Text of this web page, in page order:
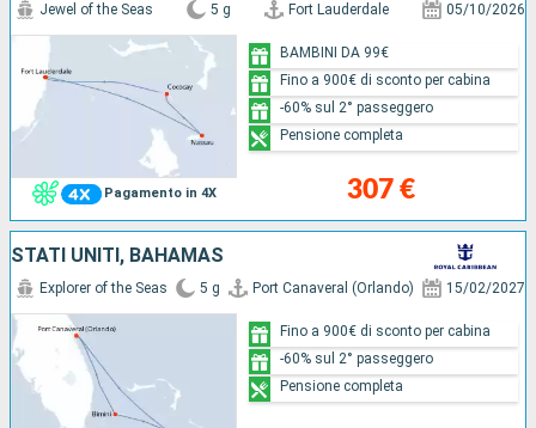
Pagamento in 4X
Jewel of the Seas 5 g Fort Lauderdale 05/10/2026
307 €
BAMBINI DA 99€
Fino a 900€ di sconto per cabina
-60% sul 2° passeggero
Pensione completa
STATI UNITI, BAHAMAS
Explorer of the Seas 5 g Port Canaveral (Orlando) 15/02/2027
Fino a 900€ di sconto per cabina
-60% sul 2° passeggero
Pensione completa